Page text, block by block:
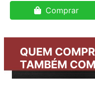
Comprar
QUEM
TAMBÉM